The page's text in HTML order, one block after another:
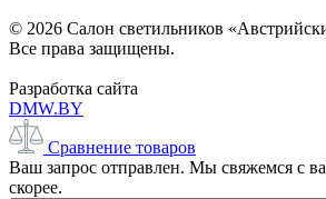
© 2026 Салон светильников
Все права защищены.
Разработка сайта
DMW.BY
Сравнение товаров
Ваш запрос отправлен. Мы свяжемся с
скорее.